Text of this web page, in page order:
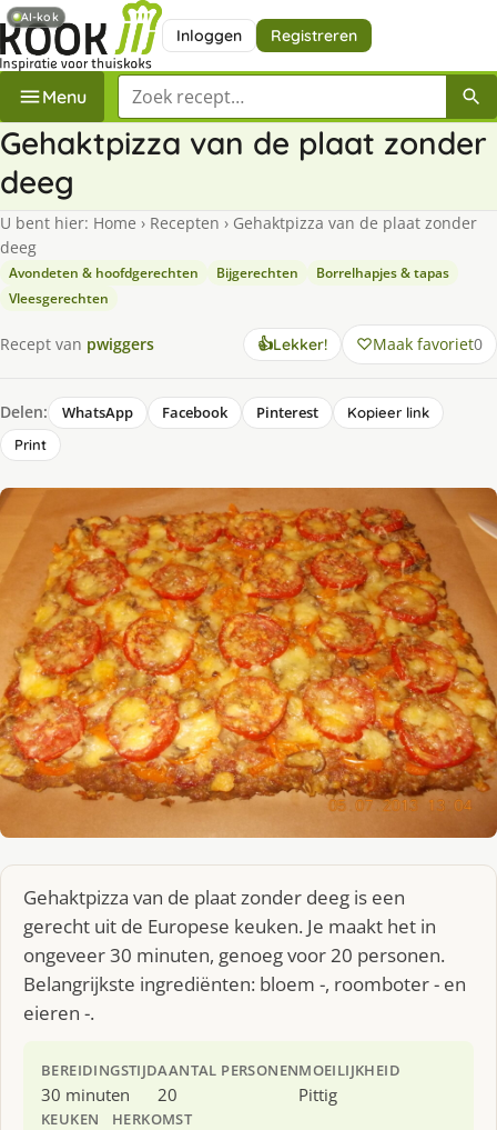
Inloggen Registreren
Menu Zoek een recept
Gehaktpizza van de plaat zonder
deeg
U bent hier: Home › Recepten › Gehaktpizza van de plaat zonder
deeg
Avondeten & hoofdgerechten Bijgerechten
Borrelhapjes & tapas
Vleesgerechten
Recept van pwiggers 👍Lekker! Maak favoriet0
Delen: WhatsApp Facebook Pinterest
Kopieer link
Print
Gehaktpizza van de plaat zonder deeg is een
gerecht uit de Europese keuken. Je maakt het in
ongeveer 30 minuten, genoeg voor 20 personen.
Belangrijkste ingrediënten: bloem -, roomboter - en
eieren -.
BEREIDINGSTIJD
30 minuten
AANTAL PERSONEN
20
MOEILIJKHEID
Pittig
KEUKEN HERKOMST
AI-kok